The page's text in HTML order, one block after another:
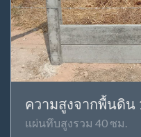
ความสูงจากพื้นดิน
แผ่นทึบสูงรวม 40 ซม.